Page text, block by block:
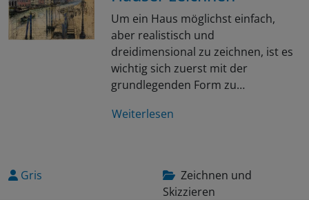
Um ein Haus möglichst einfach,
aber realistisch und
dreidimensional zu zeichnen, ist es
wichtig sich zuerst mit der
grundlegenden Form zu…
Weiterlesen
Gris
Zeichnen und
Skizzieren